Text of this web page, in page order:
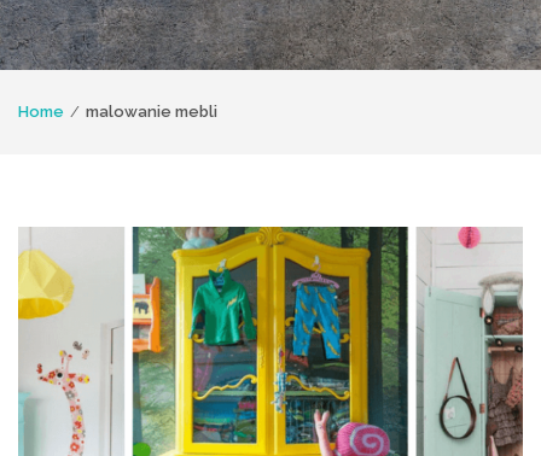
Home malowanie mebli